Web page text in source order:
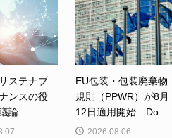
ステナブ
ンスの役
議論 ...
EU包装・包装廃棄物
規則（PPWR）が8月
12日適用開始 Do...
2026.08.06